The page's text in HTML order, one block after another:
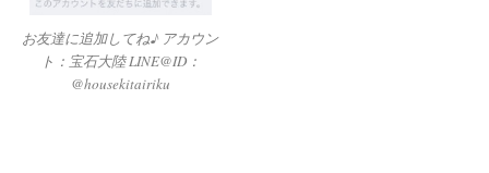
お友達に追加してね♪ アカウン
ト：宝石大陸 LINE@ID：
@housekitairiku